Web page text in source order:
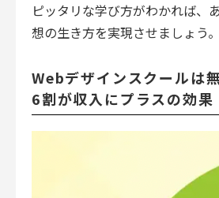
ピッタリな学び方がわかれば、
想の生き方を実現させましょう。
Webデザインスクールは
6割が収入にプラスの効果